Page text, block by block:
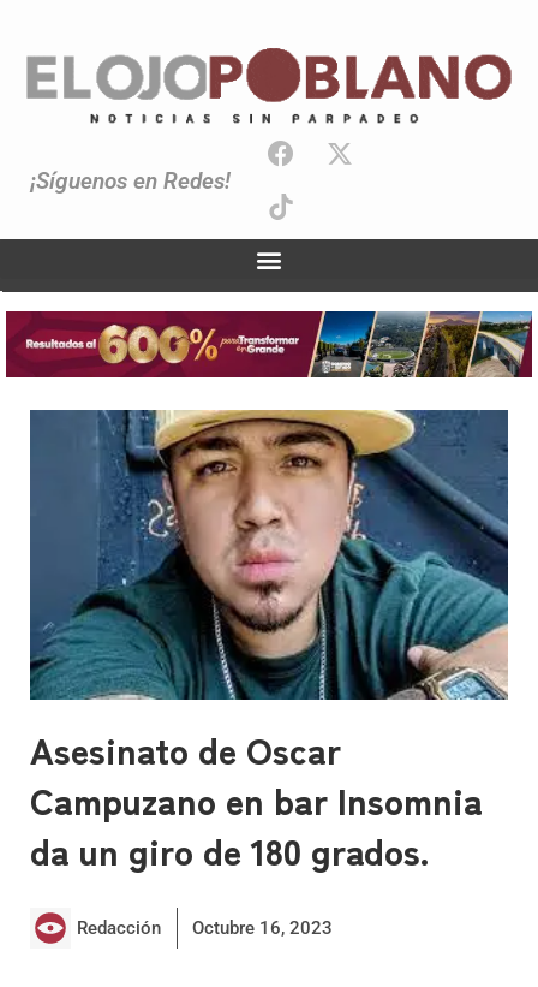
¡Síguenos en Redes!
Asesinato de Oscar
Campuzano en bar Insomnia
da un giro de 180 grados.
Redacción Octubre 16, 2023